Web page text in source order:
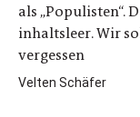
als „Populisten“.
inhaltsleer. Wir
vergessen
Velten Schäfer